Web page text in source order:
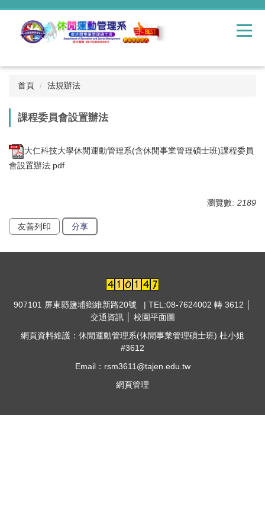
跳
容
首頁 法規辦法
課程委員會設置辦法
大仁科技大學休閒運動管理系(含休閒事業管理碩士班)課程委員
會設置辦法.pdf
瀏覽數: 2189
友善列印 分享
907101 屏東縣鹽埔鄉維新路20號 | TEL:08-7624002 轉 3612 │
交通資訊│ 校園平面圖
網頁資料維護：休閒運動管理系(休閒事業管理碩士班) 杜小姐
#3612
Email：rsm3611@tajen.edu.tw
網頁管理